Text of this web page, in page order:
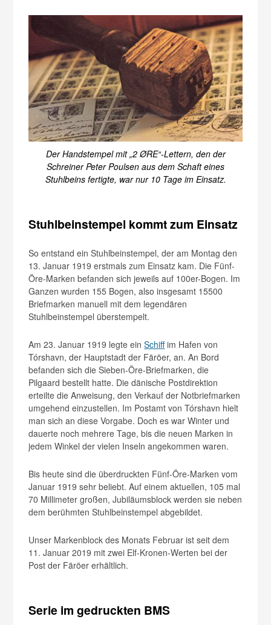
Der Handstempel mit „2 ØRE“-Lettern, den der
Schreiner Peter Poulsen aus dem Schaft eines
Stuhlbeins fertigte, war nur 10 Tage im Einsatz.
Stuhlbeinstempel kommt zum Einsatz
So entstand ein Stuhlbeinstempel, der am Montag den
13. Januar 1919 erstmals zum Einsatz kam. Die Fünf-
Öre-Marken befanden sich jeweils auf 100er-Bogen. Im
Ganzen wurden 155 Bogen, also insgesamt 15500
Briefmarken manuell mit dem legendären
Stuhlbeinstempel überstempelt.
Am 23. Januar 1919 legte einSchiffim Hafen von
Tórshavn, der Hauptstadt der Färöer, an. An Bord
befanden sich die Sieben-Öre-Briefmarken, die
Pilgaard bestellt hatte. Die dänische Postdirektion
erteilte die Anweisung, den Verkauf der Notbriefmarken
umgehend einzustellen. Im Postamt von Tórshavn hielt
man sich an diese Vorgabe. Doch es war Winter und
dauerte noch mehrere Tage, bis die neuen Marken in
jedem Winkel der vielen Inseln angekommen waren.
Bis heute sind die überdruckten Fünf-Öre-Marken vom
Januar 1919 sehr beliebt. Auf einem aktuellen, 105 mal
70 Millimeter großen, Jubiläumsblock werden sie neben
dem berühmten Stuhlbeinstempel abgebildet.
Unser Markenblock des Monats Februar ist seit dem
11. Januar 2019 mit zwei Elf-Kronen-Werten bei der
Post der Färöer erhältlich.
Serie im gedruckten BMS